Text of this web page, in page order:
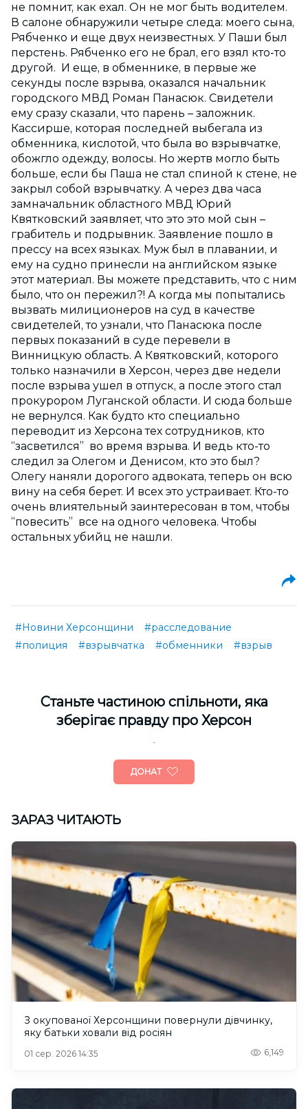
не помнит, как ехал. Он не мог быть водителем.
В салоне обнаружили четыре следа: моего сына,
Рябченко и еще двух неизвестных. У Паши был
перстень. Рябченко его не брал, его взял кто-то
другой. И еще, в обменнике, в первые же
секунды после взрыва, оказался начальник
городского МВД Роман Панасюк. Свидетели
ему сразу сказали, что парень – заложник.
Кассирше, которая последней выбегала из
обменника, кислотой, что была во взрывчатке,
обожгло одежду, волосы. Но жертв могло быть
больше, если бы Паша не стал спиной к стене, не
закрыл собой взрывчатку. А через два часа
замначальник областного МВД Юрий
Квятковский заявляет, что это это мой сын –
грабитель и подрывник. Заявление пошло в
прессу на всех языках. Муж был в плавании, и
ему на судно принесли на английском языке
этот материал. Вы можете представить, что с ним
было, что он пережил?! А когда мы попытались
вызвать милиционеров на суд в качестве
свидетелей, то узнали, что Панасюка после
первых показаний в суде перевели в
Винницкую область. А Квятковский, которого
только назначили в Херсон, через две недели
после взрыва ушел в отпуск, а после этого стал
прокурором Луганской области. И сюда больше
не вернулся. Как будто кто специально
переводит из Херсона тех сотрудников, кто
“засветился” во время взрыва. И ведь кто-то
следил за Олегом и Денисом, кто это был?
Олегу наняли дорогого адвоката, теперь он всю
вину на себя берет. И всех это устраивает. Кто-то
очень влиятельный заинтересован в том, чтобы
“повесить” все на одного человека. Чтобы
остальных убийц не нашли.
#Новини Херсонщини
#расследование
#полиция
#взрывчатка #обменники #взрыв
Cтаньте частиною спільноти, яка
зберігає правду про Херсон
ДОНАТ
ЗАРАЗ ЧИТАЮТЬ
З окупованої Херсонщини повернули дівчинку,
яку батьки ховали від росіян
01 сер. 2026 14:35 6,149